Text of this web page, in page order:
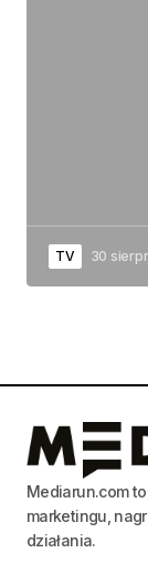
TV 30
Mediarun.com
marketingu,
działania.